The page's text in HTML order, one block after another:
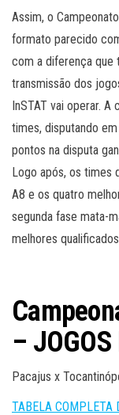
Assim, o
formato parecido
com a diferença que
transmissão dos
InSTAT vai operar.
times, disputando
pontos na disputa
Logo após, os times
A8 e os quatro
segunda fase mata-
melhores
– JOGOS
Pacajus x
TABELA COMPLETA